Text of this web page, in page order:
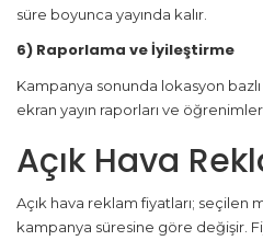
süre boyunca yayında kalır.
6) Raporlama ve İyileştirme
Kampanya sonunda lokasyon
ekran yayın raporları ve öğrenimler
Açık Hava
Açık hava reklam fiyatları; seçilen
kampanya süresine göre değişir.